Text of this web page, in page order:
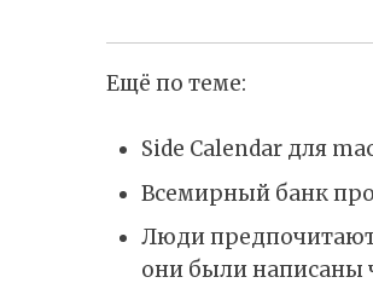
Ещё по теме:
Side Calendar для
Всемирный банк
Люди предпочитают
они были написаны